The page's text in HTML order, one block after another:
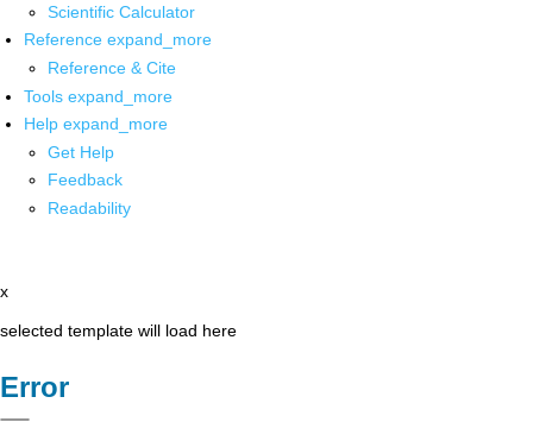
Scientific Calculator
Reference expand_more
Reference & Cite
Tools expand_more
Help expand_more
Get Help
Feedback
Readability
x
selected template will load here
Error